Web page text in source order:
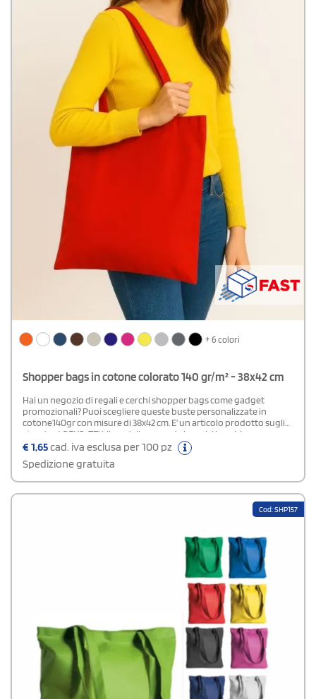
+ 6 colori
Shopper bags in cotone colorato 140 gr/m² - 38x42 cm
Hai un negozio di regali e cerchi shopper bags come gadget
promozionali? Puoi scegliere queste buste personalizzate in
cotone140gr con misure di 38x42 cm. E' un articolo prodotto sugli
standard OEKO-TEX. Il modello prevede i manici lunghi e sono
disponibili diverse varianti di colore. La scelta ideale per chi ha una
€1,65cad. iva esclusa per 100 pz
Spedizione gratuita
Cod: SHP157